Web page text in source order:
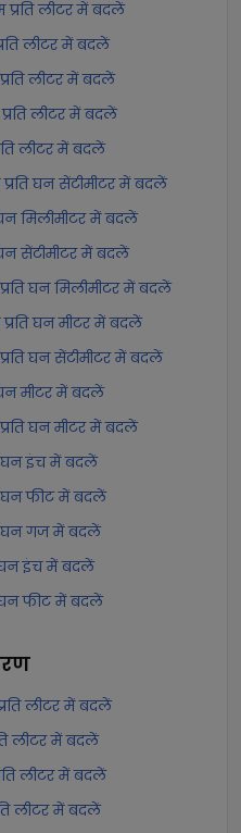
प्रति लीटर में बदलें
लीटर में बदलें
प्रति लीटर में बदलें
प्रति लीटर में बदलें
लीटर में बदलें
प्रति घन सेंटीमीटर में बदलें
घन मिलीमीटर में बदलें
घन सेंटीमीटर में बदलें
प्रति घन मिलीमीटर में बदलें
प्रति घन मीटर में बदलें
प्रति घन सेंटीमीटर में बदलें
घन मीटर में बदलें
प्रति घन मीटर में बदलें
घन इंच में बदलें
घन फीट में बदलें
घन गज में बदलें
घन इंच में बदलें
घन फीट में बदलें
लीटर में बदलें
लीटर में बदलें
लीटर में बदलें
लीटर में बदलें